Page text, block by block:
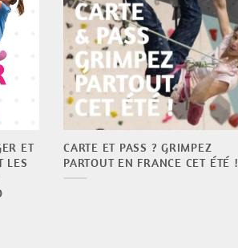
ET
LES
CARTE ET PASS ? GRIMPEZ
PARTOUT EN FRANCE CET ÉTÉ !